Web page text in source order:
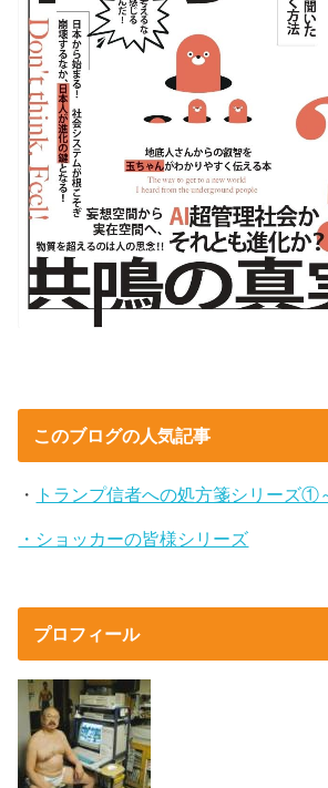
このブログの人気記事
・ トランプ信者への処方箋シリーズ
・ショッカーの皆様シリーズ
プロフィール